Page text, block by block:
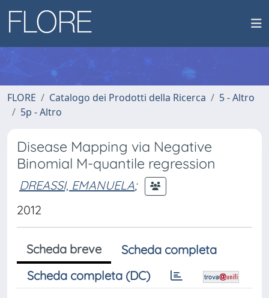
FLORE Catalogo dei Prodotti della Ricerca
5 - Altro
5p - Altro
Disease Mapping via Negative
Binomial M-quantile regression
DREASSI, EMANUELA;
2012
Scheda breve
Scheda completa
Scheda completa (DC)